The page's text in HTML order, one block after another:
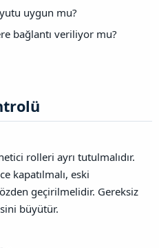
uygun mu?
bağlantı veriliyor mu?
rolleri ayrı tutulmalıdır.
kapatılmalı, eski
geçirilmelidir. Gereksiz
büyütür.